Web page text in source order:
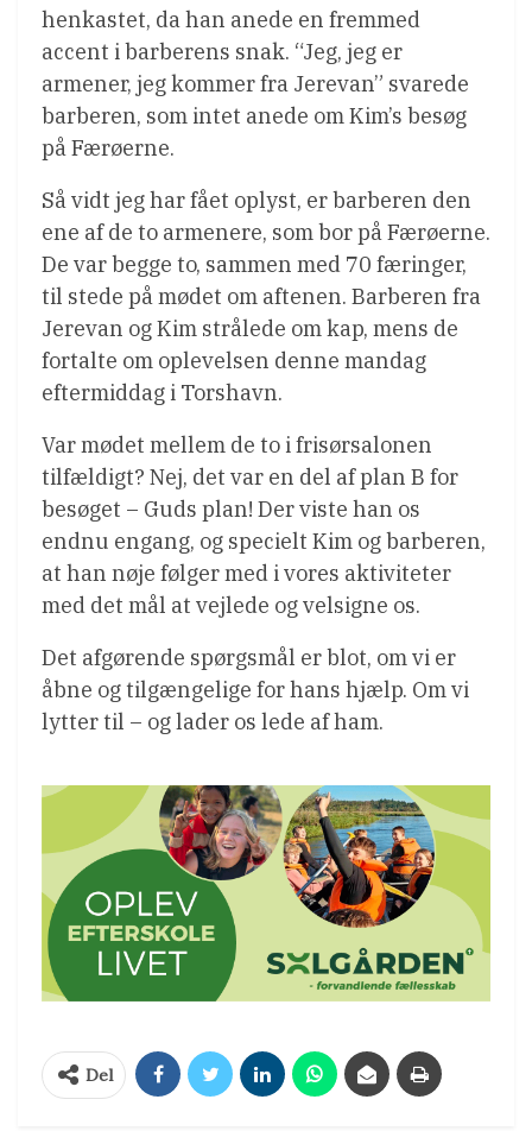
henkastet, da han anede en fremmed
accent i barberens snak. “Jeg, jeg er
armener, jeg kommer fra Jerevan” svarede
barberen, som intet anede om Kim’s besøg
på Færøerne.
Så vidt jeg har fået oplyst, er barberen den
ene af de to armenere, som bor på Færøerne.
De var begge to, sammen med 70 færinger,
til stede på mødet om aftenen. Barberen fra
Jerevan og Kim strålede om kap, mens de
fortalte om oplevelsen denne mandag
eftermiddag i Torshavn.
Var mødet mellem de to i frisørsalonen
tilfældigt? Nej, det var en del af plan B for
besøget – Guds plan! Der viste han os
endnu engang, og specielt Kim og barberen,
at han nøje følger med i vores aktiviteter
med det mål at vejlede og velsigne os.
Det afgørende spørgsmål er blot, om vi er
åbne og tilgængelige for hans hjælp. Om vi
lytter til – og lader os lede af ham.
Del